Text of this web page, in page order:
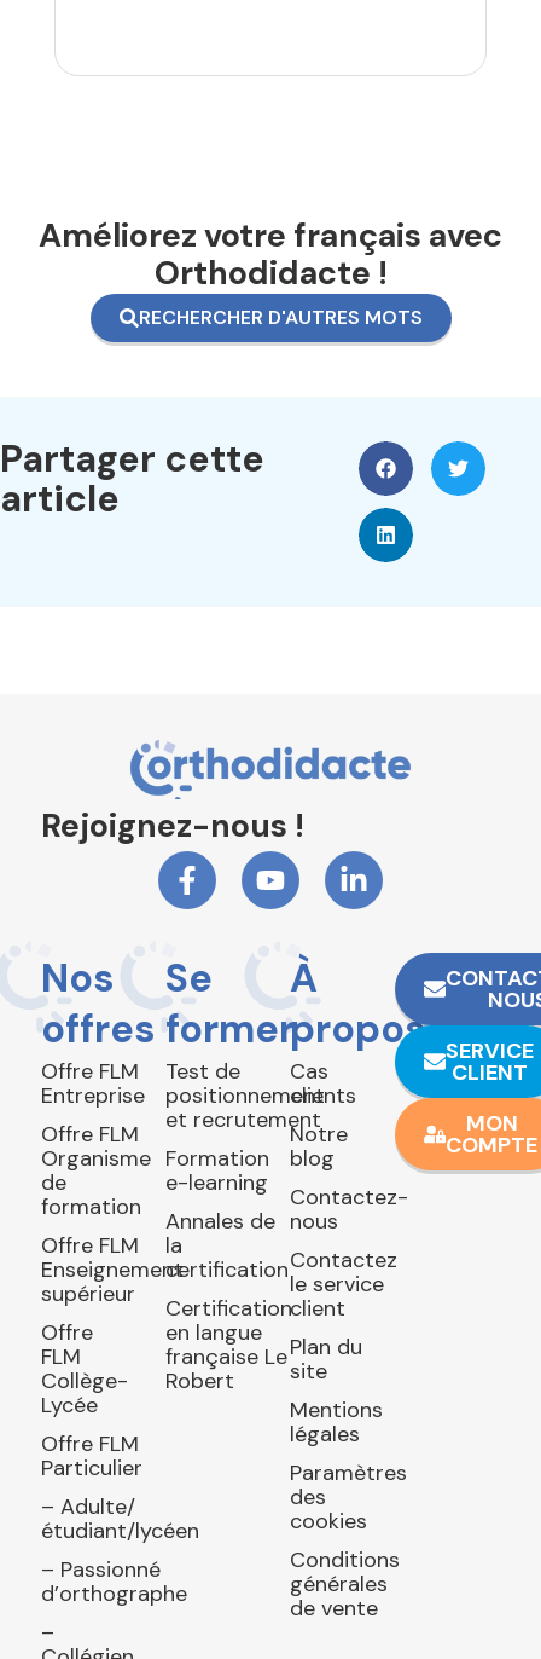
Améliorez votre français avec
Orthodidacte !
RECHERCHER D'AUTRES MOTS
Partager cette
article
Rejoignez-nous !
Nos
offres
Offre FLM
Entreprise
Offre FLM
Organisme
de
formation
Offre FLM
Enseignement
supérieur
Offre
FLM
Collège-
Lycée
Offre FLM
Particulier
– Adulte/
étudiant/lycéen
– Passionné
d’orthographe
–
Se
former
Test de
positionnement
et recrutement
Formation
e-learning
Annales de
la
certification
Certification
en langue
française Le
Robert
À
propos
Cas
clients
Notre
blog
Contactez-
nous
Contactez
le service
client
Plan du
site
Mentions
légales
Paramètres
des
cookies
Conditions
générales
de vente
SERVICE
CLIENT
MON
COMPTE